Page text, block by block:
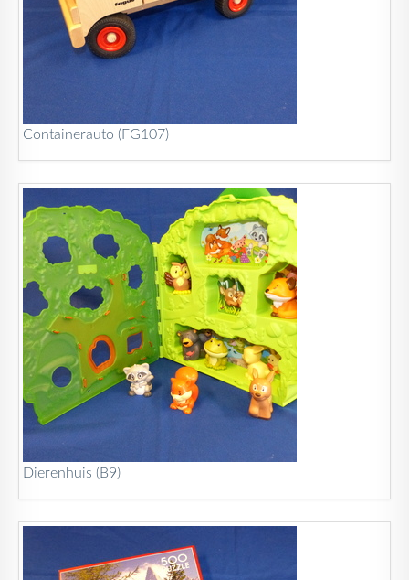
Containerauto (FG107)
Dierenhuis (B9)